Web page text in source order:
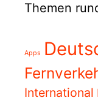
Themen
Apps
International